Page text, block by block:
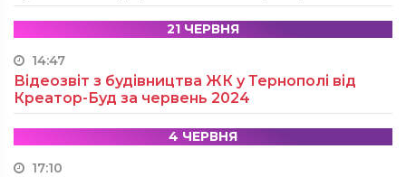
21 ЧЕРВНЯ
14:47
Відеозвіт з будівництва ЖК у Тернополі від
Креатор-Буд за червень 2024
4 ЧЕРВНЯ
17:10